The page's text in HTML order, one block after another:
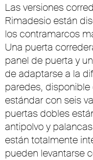
Las versiones
Rimadesio están
los contramarcos
Una puerta
panel de puerta y
de adaptarse a la
paredes, disponible
estándar con seis
puertas dobles
antipolvo y
están totalmente
pueden levantarse